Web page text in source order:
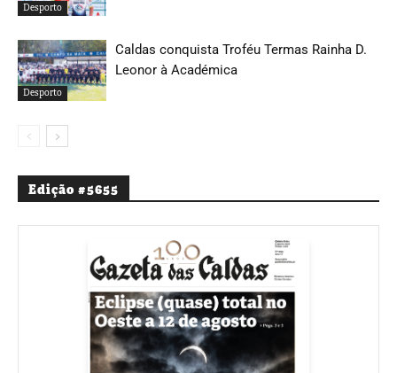
Desporto
Desporto
Caldas conquista Troféu Termas Rainha D.
Leonor à Académica
Edição #5655